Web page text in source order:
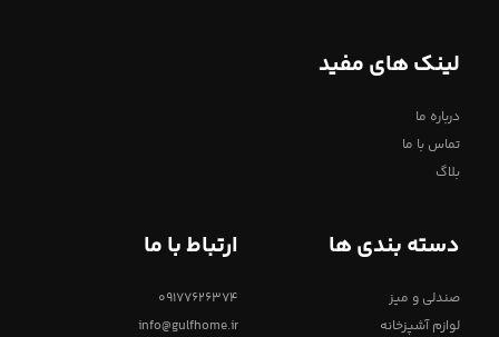
لینک های مفید
درباره ما
تماس با ما
بلاگ
دسته بندی ها
صندلی و میز
لوازم آشپزخانه
ارتباط با ما
09177626374
info@gulfhome.ir